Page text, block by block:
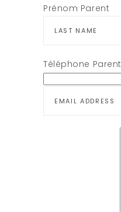
Prénom Parent
Téléphone Parent